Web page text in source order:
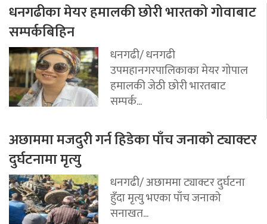
धनगढीका मेयर हमालकी छोरी भारतको गोवाबाट
सम्पर्कबिहिन
धनगढी/ धनगढी
उपमहानगरपालिकाका मेयर गोपाल
हमालकी जेठी छोरी भारतबाट
सम्पर्क...
अछाममा मजदुरी गर्न हिडेका पाँच जनाको ट्याक्टर
दुर्घटनामा मृत्यु
धनगढी/ अछाममा ट्याक्टर दुर्घटना
हुँदा मृत्यु भएका पाँच जनाको
सनाखत...